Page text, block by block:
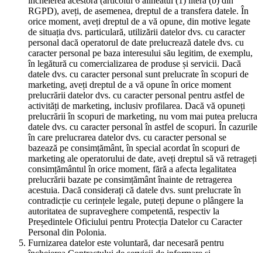
RGPD), aveți, de asemenea, dreptul de a transfera datele. În
orice moment, aveți dreptul de a vă opune, din motive legate
de situația dvs. particulară, utilizării datelor dvs. cu caracter
personal dacă operatorul de date prelucrează datele dvs. cu
caracter personal pe baza interesului său legitim, de exemplu,
în legătură cu comercializarea de produse și servicii. Dacă
datele dvs. cu caracter personal sunt prelucrate în scopuri de
marketing, aveți dreptul de a vă opune în orice moment
prelucrării datelor dvs. cu caracter personal pentru astfel de
activități de marketing, inclusiv profilarea. Dacă vă opuneți
prelucrării în scopuri de marketing, nu vom mai putea prelucra
datele dvs. cu caracter personal în astfel de scopuri. În cazurile
în care prelucrarea datelor dvs. cu caracter personal se
bazează pe consimțământ, în special acordat în scopuri de
marketing ale operatorului de date, aveți dreptul să vă retrageți
consimțământul în orice moment, fără a afecta legalitatea
prelucrării bazate pe consimțământ înainte de retragerea
acestuia. Dacă considerați că datele dvs. sunt prelucrate în
contradicție cu cerințele legale, puteți depune o plângere la
autoritatea de supraveghere competentă, respectiv la
Președintele Oficiului pentru Protecția Datelor cu Caracter
Personal din Polonia.
Furnizarea datelor este voluntară, dar necesară pentru